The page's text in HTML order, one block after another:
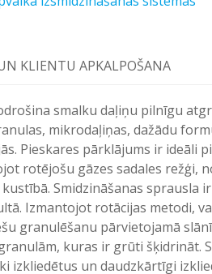
KLIENTU APKALPOŠANA
smalku daļiņu pilnīgu
mikrodaļiņas, dažādu
Pieskares pārklājums ir ideāli
rotējošu gāzes sadales režģi,
Smidzināšanas
Izmantojot rotācijas metodi,
granulēšanu pārvietojamā
kuras ir grūti šķidrināt.
izkliedētus un daudzkārtīgi